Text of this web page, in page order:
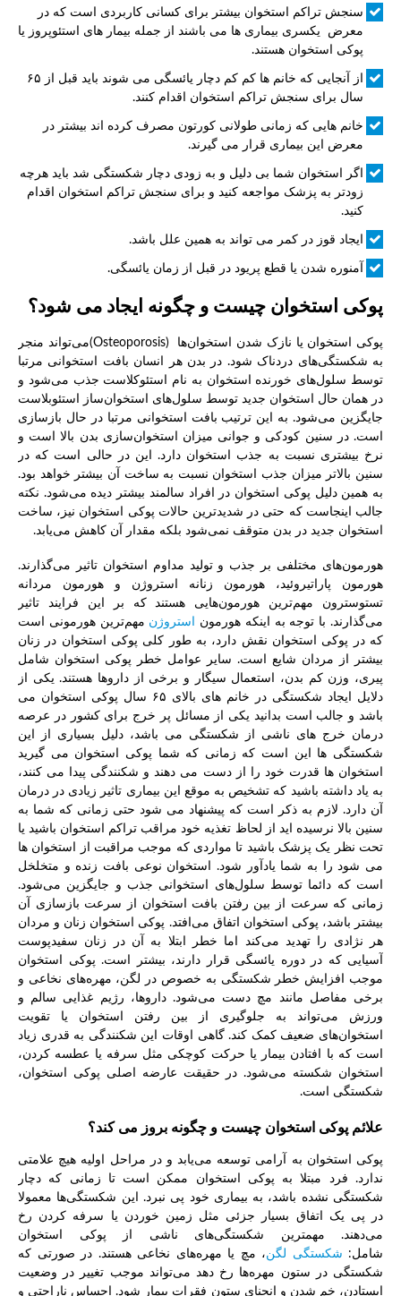
سنجش تراکم استخوان بیشتر برای کسانی کاربردی است که در
معرض یکسری بیماری ها می باشند از جمله بیمار های استئوپروز یا
پوکی استخوان هستند.
از آنجایی که خانم ها کم کم دچار یائسگی می شوند باید قبل از ۶۵
سال برای سنجش تراکم استخوان اقدام کنند.
خانم هایی که زمانی طولانی کورتون مصرف کرده اند بیشتر در
معرض این بیماری قرار می گیرند.
اگر استخوان شما بی دلیل و به زودی دچار شکستگی شد باید هرچه
زودتر به پزشک مواجعه کنید و برای سنجش تراکم استخوان اقدام
کنید.
ایجاد قوز در کمر می تواند به همین علل باشد.
آمنوره شدن یا قطع پریود در قبل از زمان یائسگی.
پوکی استخوان چیست و چگونه ایجاد می شود؟
پوکی استخوان یا نازک شدن استخوان‌ها (Osteoporosis)می‌تواند منجر
به شکستگی‌های دردناک شود. در بدن هر انسان بافت استخوانی مرتبا
توسط سلول‌های خورنده استخوان به نام استئوکلاست جذب می‌شود و
در همان حال استخوان جدید توسط سلول‌های استخوان‌ساز استئوبلاست
جایگزین می‌شود. به این ترتیب بافت استخوانی مرتبا در حال بازسازی
است. در سنین کودکی و جوانی میزان استخوان‌سازی بدن بالا است و
نرخ بیشتری نسبت به جذب استخوان دارد. این در حالی است که در
سنین بالاتر میزان جذب استخوان نسبت به ساخت آن بیشتر خواهد بود.
به همین دلیل پوکی استخوان در افراد سالمند بیشتر دیده می‌شود. نکته
جالب اینجاست که حتی در شدیدترین حالات پوکی استخوان نیز، ساخت
استخوان جدید در بدن متوقف نمی‌شود بلکه مقدار آن کاهش می‌یابد.
هورمون‌های مختلفی بر جذب و تولید مداوم استخوان تاثیر می‌گذارند.
هورمون پاراتیروئید، هورمون زنانه استروژن و هورمون مردانه
تستوسترون مهم‌ترین هورمون‌هایی هستند که بر این فرایند تاثیر
می‌گذارند. با توجه به اینکه هورمون
استروژن مهم‌ترین هورمونی است
که در پوکی استخوان نقش دارد، به طور کلی پوکی استخوان در زنان
بیشتر از مردان شایع است. سایر عوامل خطر پوکی استخوان شامل
پیری، وزن کم بدن، استعمال سیگار و برخی از داروها هستند. یکی از
دلایل ایجاد شکستگی در خانم های بالای ۶۵ سال پوکی استخوان می
باشد و جالب است بدانید یکی از مسائل پر خرج برای کشور در عرصه
درمان خرج های ناشی از شکستگی می باشد، دلیل بسیاری از این
شکستگی ها این است که زمانی که شما پوکی استخوان می گیرید
استخوان ها قدرت خود را از دست می دهند و شکنندگی پیدا می کنند،
به یاد داشته باشید که تشخیص به موقع این بیماری تاثیر زیادی در درمان
آن دارد. لازم به ذکر است که پیشنهاد می شود حتی زمانی که شما به
سنین بالا نرسیده اید از لحاظ تغذیه خود مراقب تراکم استخوان باشید یا
تحت نظر یک پزشک باشید تا مواردی که موجب مراقبت از استخوان ها
می شود را به شما یادآور شود. استخوان نوعی بافت زنده و متخلخل
است که دائما توسط سلول‌های استخوانی جذب و جایگزین می‌شود.
زمانی که سرعت از بین رفتن بافت استخوان از سرعت بازسازی آن
بیشتر باشد، پوکی استخوان اتفاق می‌افتد. پوکی استخوان زنان و مردان
هر نژادی را تهدید می‌کند اما خطر ابتلا به آن در زنان سفیدپوست
آسیایی که در دوره یائسگی قرار دارند، بیشتر است. پوکی استخوان
موجب افزایش خطر شکستگی به خصوص در لگن، مهره‌های نخاعی و
برخی مفاصل مانند مچ دست می‌شود. داروها، رژیم غذایی سالم و
ورزش می‌تواند به جلوگیری از بین رفتن استخوان یا تقویت
استخوان‌های ضعیف کمک کند. گاهی اوقات این شکنندگی به قدری زیاد
است که با افتادن بیمار یا حرکت کوچکی مثل سرفه یا عطسه کردن،
استخوان شکسته می‌شود. در حقیقت عارضه اصلی پوکی استخوان،
شکستگی است.
علائم پوکی استخوان چیست و چگونه بروز می کند؟
پوکی استخوان به آرامی توسعه می‌یابد و در مراحل اولیه هیچ علامتی
ندارد. فرد مبتلا به پوکی استخوان ممکن است تا زمانی که دچار
شکستگی نشده باشد، به بیماری خود پی نبرد. این شکستگی‌ها معمولا
در پی یک اتفاق بسیار جزئی مثل زمین خوردن یا سرفه کردن رخ
می‌دهند. مهمترین شکستگی‌های ناشی از پوکی استخوان
شامل: شکستگی لگن، مچ یا مهره‌های نخاعی هستند. در صورتی که
شکستگی در ستون مهره‌ها رخ دهد می‌تواند موجب تغییر در وضعیت
ایستادن، خم شدن و انحنای ستون فقرات بیمار شود. احساس ناراحتی و